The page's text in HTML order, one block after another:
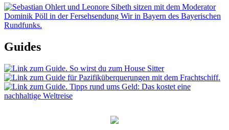
Guides